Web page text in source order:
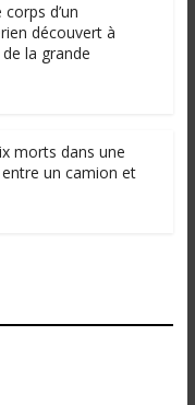
corps d’un
découvert à
la grande
morts dans une
un camion et